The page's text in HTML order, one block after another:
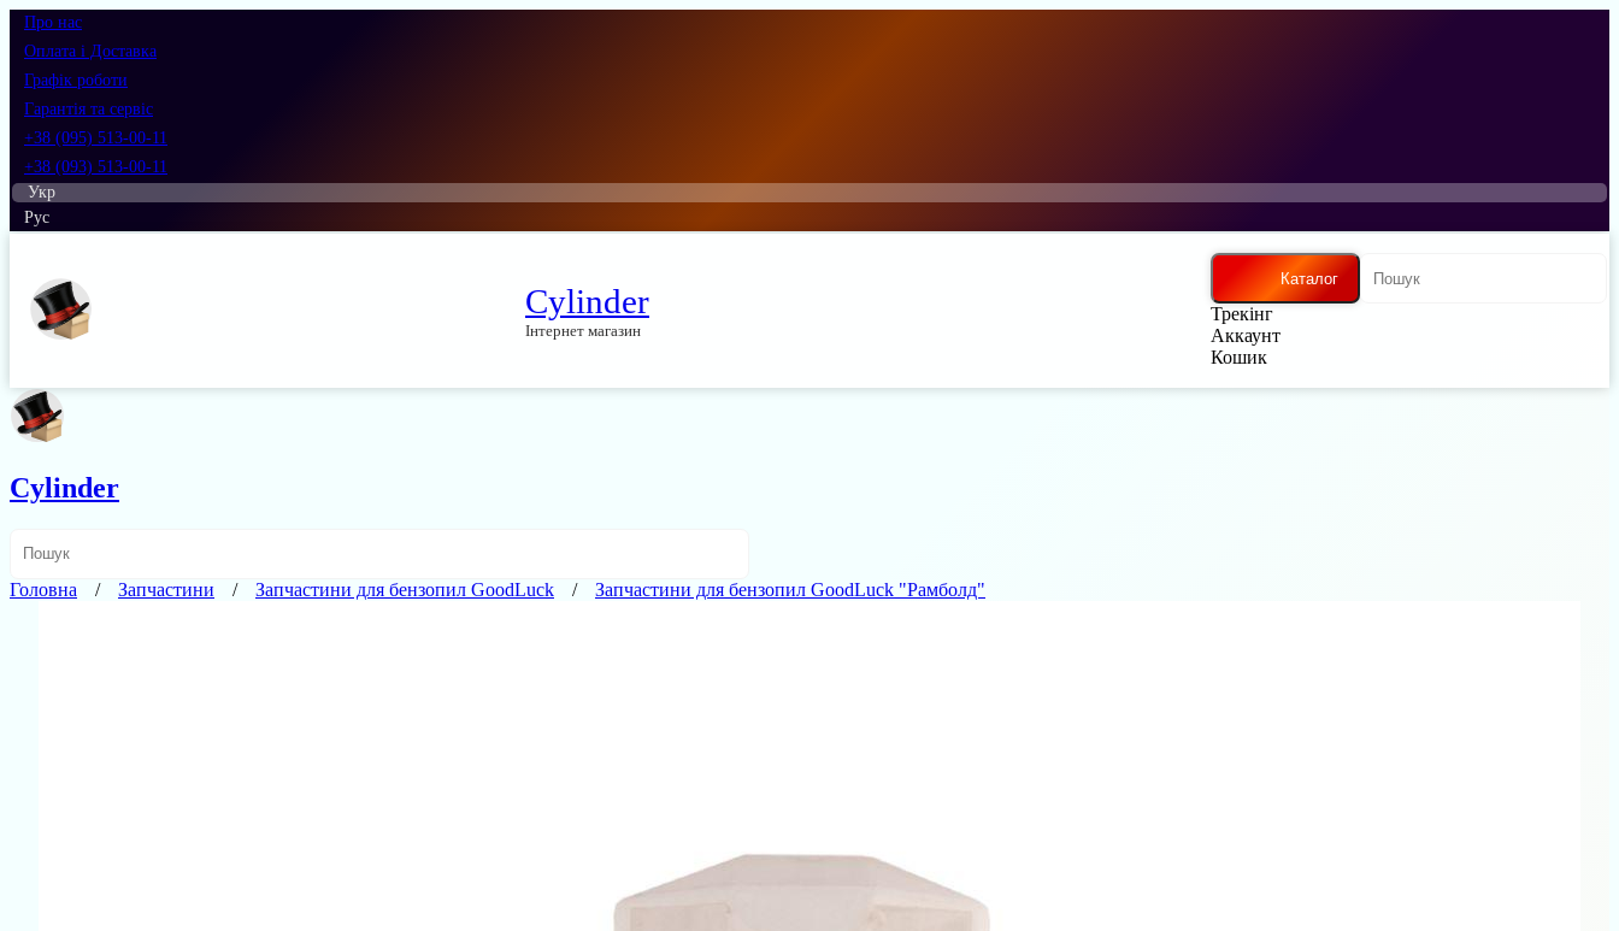
Про нас
Оплата і Доставка
Графік роботи
Гарантія та сервіс
+38 (095) 513-00-11
+38 (093) 513-00-11
Укр
Рус
Cylinder
Інтернет магазин
Каталог
Трекінг
Аккаунт
Кошик
Cylinder
Головна Запчастини Запчастини для бензопил GoodLuck Запчастини для бензопил GoodLuck "Рамболд"